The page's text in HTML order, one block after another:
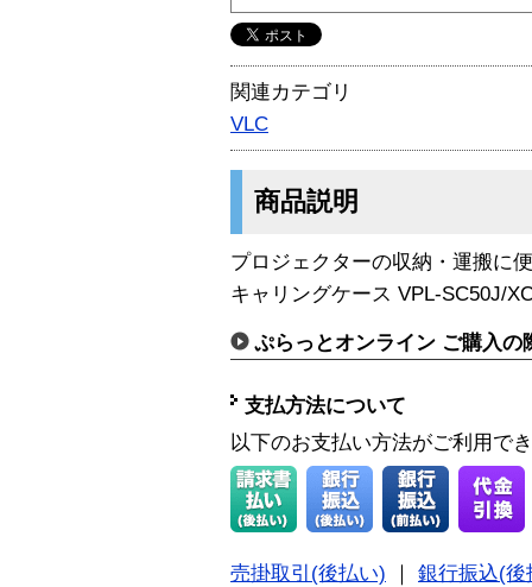
関連カテゴリ
VLC
商品説明
プロジェクターの収納・運搬に
キャリングケース VPL-SC50J/
ぷらっとオンライン ご購入の
支払方法について
以下のお支払い方法がご利用で
売掛取引(後払い)
銀行振込(後